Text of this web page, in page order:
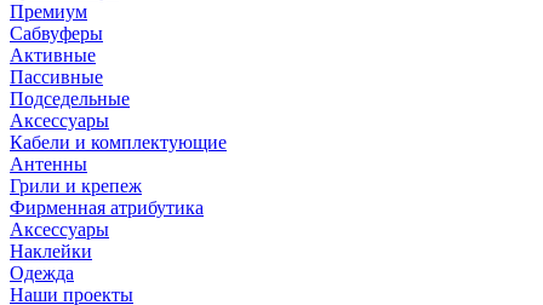
Премиум
Сабвуферы
Активные
Пассивные
Подседельные
Аксессуары
Кабели и комплектующие
Антенны
Грили и крепеж
Фирменная атрибутика
Аксессуары
Наклейки
Одежда
Наши проекты